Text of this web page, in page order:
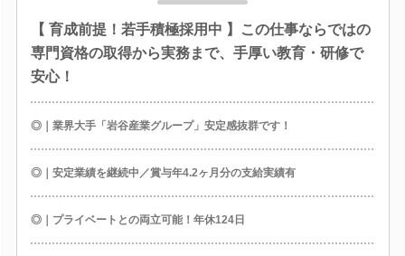
【 育成前提！若手積極採用中 】この仕事ならではの
専門資格の取得から実務まで、手厚い教育・研修で
安心！
◎｜業界大手「岩谷産業グループ」安定感抜群です！
◎｜安定業績を継続中／賞与年4.2ヶ月分の支給実績有
◎｜プライベートとの両立可能！年休124日